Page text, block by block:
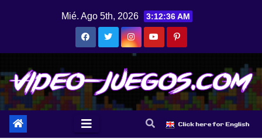
Mié. Ago 5th, 2026 3:12:36 AM